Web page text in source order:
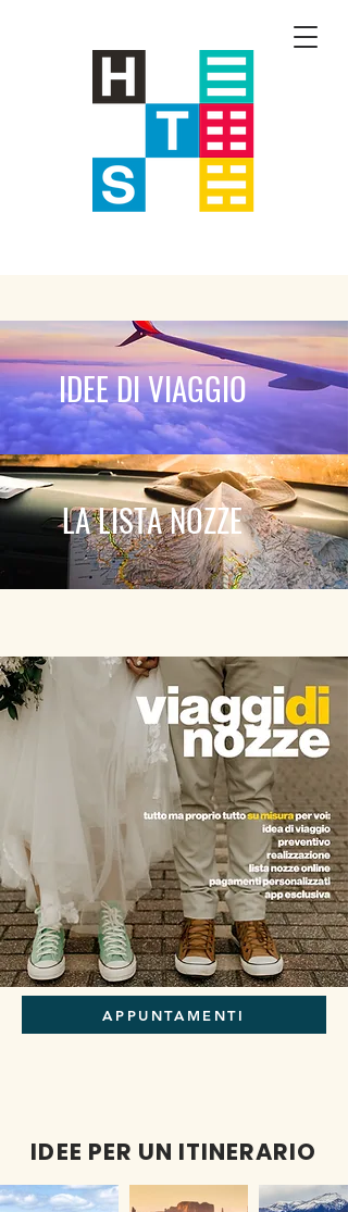
IDEE DI VIAGGIO
LA LISTA NOZZE
APPUNTAMENTI
IDEE PER UN ITINERARIO